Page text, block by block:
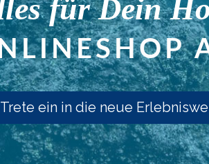
Trete ein in die neue